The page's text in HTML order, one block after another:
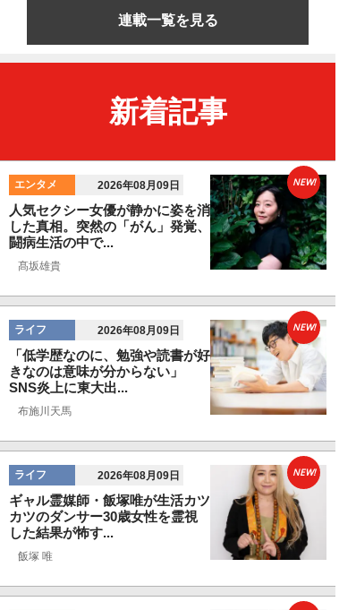
連載一覧を見る
新着記事
エンタメ 2026年08月09日
人気セクシー女優が静かに姿を消
した真相。突然の「がん」発覚、
闘病生活の中で...
髙坂雄貴
NEW!
ライフ 2026年08月09日
「低学歴なのに、勉強や読書が好
きなのは意味が分からない」
SNS炎上に東大出...
布施川天馬
NEW!
ライフ 2026年08月09日
ギャル霊媒師・飯塚唯が生活カツ
カツのダンサー30歳女性を霊視
した結果が怖す...
飯塚 唯
NEW!